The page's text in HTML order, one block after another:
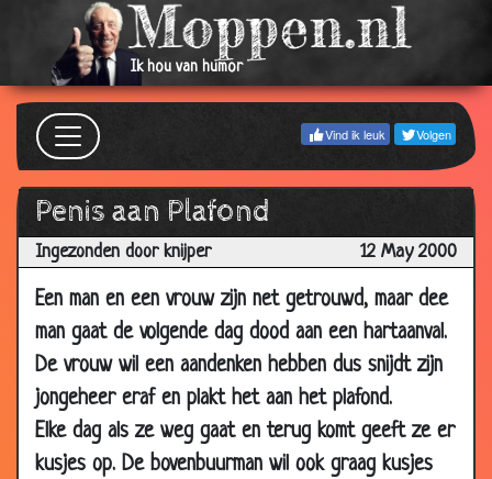
Ik hou van humor
Vind ik leuk Volgen
Penis aan Plafond
Ingezonden door knijper 12 May 2000
Een man en een vrouw zijn net getrouwd, maar dee
man gaat de volgende dag dood aan een hartaanval.
De vrouw wil een aandenken hebben dus snijdt zijn
jongeheer eraf en plakt het aan het plafond.
Elke dag als ze weg gaat en terug komt geeft ze er
kusjes op. De bovenbuurman wil ook graag kusjes
2000
12 May
2000
Vakantie
12 May
2000
3.44
12 May
2000
Stomme Boer 3.90
12 May
Oud mannetje 3.77
2000
12 May
2000
3.16
12 May
2000
Leuke dierentuin 3.66